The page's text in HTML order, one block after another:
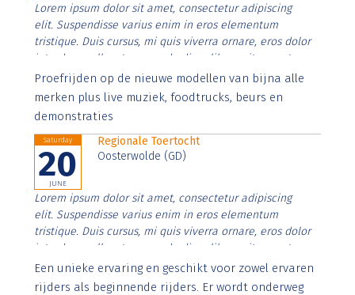
Lorem ipsum dolor sit amet, consectetur adipiscing
elit. Suspendisse varius enim in eros elementum
tristique. Duis cursus, mi quis viverra ornare, eros dolor
interdum nulla, ut commodo diam libero vitae erat.
Aenean faucibus nibh et justo cursus id rutrum lorem
imperdiet. Nunc ut sem vitae risus tristique posuere.
Proefrijden op de nieuwe modellen van bijna alle
merken plus live muziek, foodtrucks, beurs en
demonstraties
Saturday
20
JUNE
Regionale Toertocht
Oosterwolde (GD)
Lorem ipsum dolor sit amet, consectetur adipiscing
elit. Suspendisse varius enim in eros elementum
tristique. Duis cursus, mi quis viverra ornare, eros dolor
interdum nulla, ut commodo diam libero vitae erat.
Aenean faucibus nibh et justo cursus id rutrum lorem
imperdiet. Nunc ut sem vitae risus tristique posuere.
Een unieke ervaring en geschikt voor zowel ervaren
rijders als beginnende rijders. Er wordt onderweg